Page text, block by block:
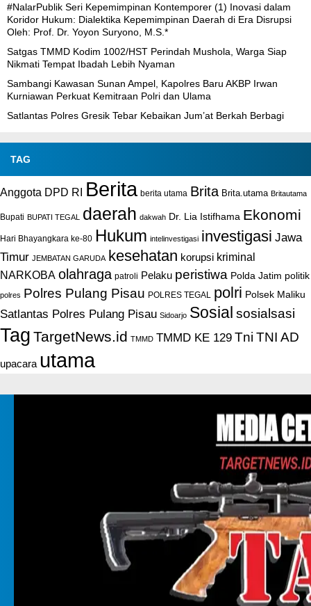
#NalarPublik Seri Kepemimpinan Kontemporer (1) Inovasi dalam
Koridor Hukum: Dialektika Kepemimpinan Daerah di Era Disrupsi
Oleh: Prof. Dr. Yoyon Suryono, M.S.*
Satgas TMMD Kodim 1002/HST Perindah Mushola, Warga Siap
Nikmati Tempat Ibadah Lebih Nyaman
Sambangi Kawasan Sunan Ampel, Kapolres Baru AKBP Irwan
Kurniawan Perkuat Kemitraan Polri dan Ulama
Satlantas Polres Gresik Tebar Kebaikan Jum’at Berkah Berbagi
TAG
Anggota DPD RI Berita berita utama Brita Brita.utama Britautama
Bupati BUPATI TEGAL daerah dakwah Dr. Lia Istifhama Ekonomi
Hari Bhayangkara ke-80 Hukum intelinvestigasi investigasi Jawa
Timur JEMBATAN GARUDA kesehatan korupsi kriminal
NARKOBA olahraga patroli Pelaku peristiwa Polda Jatim politik
polres Polres Pulang Pisau POLRES TEGAL polri Polsek Maliku
Satlantas Polres Pulang Pisau Sidoarjo Sosial sosialsasi
Tag TargetNews.id TMMD TMMD KE 129 Tni TNI AD
upacara utama